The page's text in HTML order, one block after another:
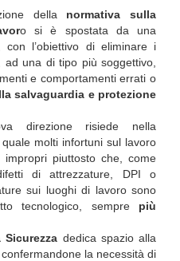
della normativa sulla
o si è spostata da una
l’obiettivo di eliminare i
una di tipo più soggettivo,
e comportamenti errati o
salvaguardia e protezione
direzione risiede nella
molti infortuni sul lavoro
piuttosto che, come
di attrezzature, DPI o
sui luoghi di lavoro sono
tecnologico, sempre più
dedica spazio alla
confermandone la necessità di